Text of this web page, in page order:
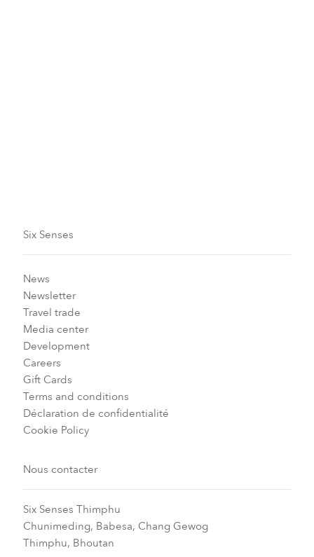
Six Senses
News
Newsletter
Travel trade
Media center
Development
Careers
Gift Cards
Terms and conditions
Déclaration de confidentialité
Cookie Policy
Nous contacter
Six Senses Thimphu​
Chunimeding, Babesa, Chang Gewog​
Thimphu, Bhoutan​